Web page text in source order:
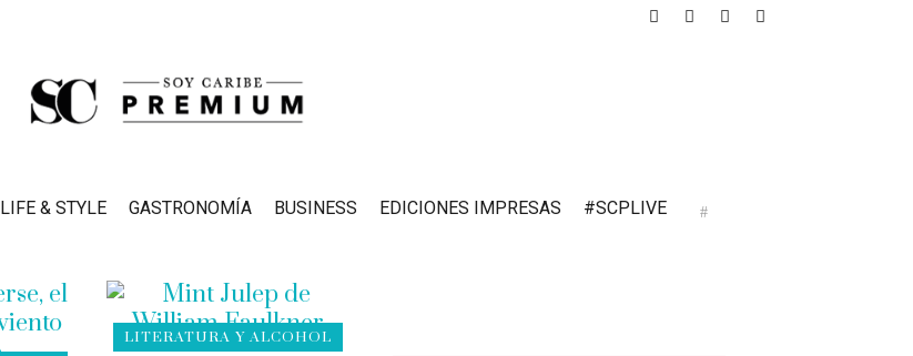
LIFE & STYLE GASTRONOMÍA BUSINESS EDICIONES IMPRESAS #SCPLIVE
LITERATURA Y ALCOHOL